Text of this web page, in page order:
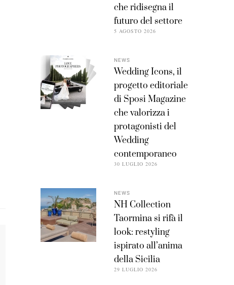
che ridisegna il
futuro del settore
5 AGOSTO 2026
NEWS
Wedding Icons, il
progetto editoriale
di Sposi Magazine
che valorizza i
protagonisti del
Wedding
contemporaneo
30 LUGLIO 2026
NEWS
NH Collection
Taormina si rifà il
look: restyling
ispirato all’anima
della Sicilia
29 LUGLIO 2026